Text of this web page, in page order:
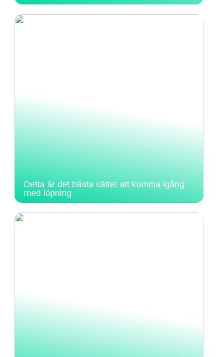
Detta är det bästa sättet att komma igång
med löpning